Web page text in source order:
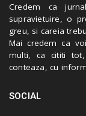
Credem ca
supravietuire, o
greu, si careia
Mai credem ca
multi, ca cititi
conteaza, cu
SOCIAL